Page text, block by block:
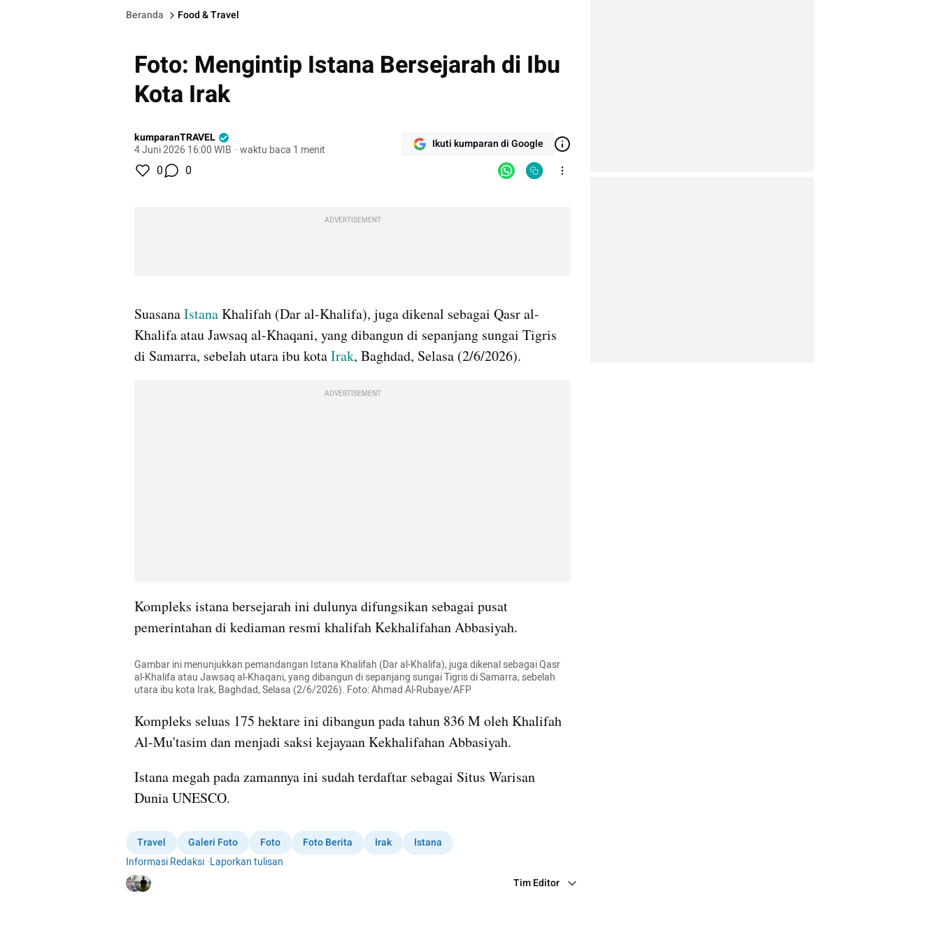
Beranda Food & Travel
Foto: Mengintip Istana Bersejarah di Ibu
Kota Irak
kumparanTRAVEL
4 Juni 2026 16:00 WIB · waktu baca 1 menit Ikuti kumparan di Google
0 0
ADVERTISEMENT
Suasana Istana Khalifah (Dar al-Khalifa), juga dikenal sebagai Qasr al-
Khalifa atau Jawsaq al-Khaqani, yang dibangun di sepanjang sungai Tigris
di Samarra, sebelah utara ibu kota Irak, Baghdad, Selasa (2/6/2026).
ADVERTISEMENT
Kompleks istana bersejarah ini dulunya difungsikan sebagai pusat
pemerintahan di kediaman resmi khalifah Kekhalifahan Abbasiyah.
Gambar ini menunjukkan pemandangan Istana Khalifah (Dar al-Khalifa), juga dikenal sebagai Qasr
al-Khalifa atau Jawsaq al-Khaqani, yang dibangun di sepanjang sungai Tigris di Samarra, sebelah
utara ibu kota Irak, Baghdad, Selasa (2/6/2026). Foto: Ahmad Al-Rubaye/AFP
Kompleks seluas 175 hektare ini dibangun pada tahun 836 M oleh Khalifah
Al-Mu'tasim dan menjadi saksi kejayaan Kekhalifahan Abbasiyah.
Istana megah pada zamannya ini sudah terdaftar sebagai Situs Warisan
Dunia UNESCO.
Travel Galeri Foto Foto Foto Berita Irak
Istana
Informasi Redaksi ·Laporkan tulisan
Tim Editor